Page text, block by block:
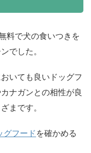
料で犬の食いつきを
でした。
いても良いドッグフ
ナガンとの相性が良
まです。
グフードを確かめる